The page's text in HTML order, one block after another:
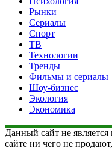
Рынки
Сериалы
Спорт
ТВ
Технологии
Тренды
Фильмы и сериалы
Шоу-бизнес
Экология
Экономика
Данный сайт не
сайте ни чего не